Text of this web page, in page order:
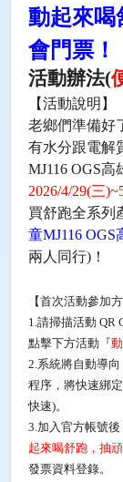
動起來喝
會門票！
活動辦法(
【活動說明】
老鄉們準備好
有水分跟電解
MJ116 OGS高
2026/4/29(三
買舒跑全系列
童MJ116 OGS
兩人同行)！
【首次活動參加方
1.請掃描活動QR
點擊下方活動『
2.系統將自動導
程序，將快速綁
快速)。
3.加入官方帳號
起來喝舒跑，抽
發票資料登錄。